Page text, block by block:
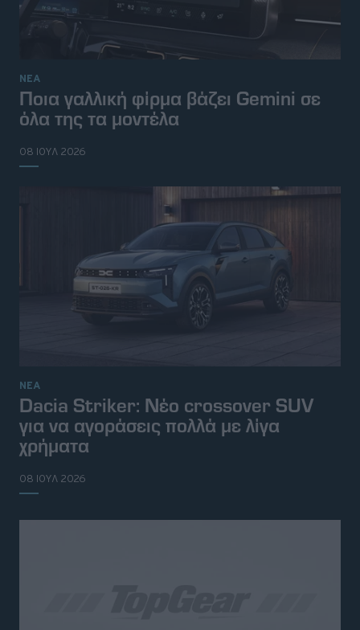
ΝΕΑ
Ποια γαλλική φίρμα βάζει Gemini σε
όλα της τα μοντέλα
08 ΙΟΥΛ 2026
ΝΕΑ
Dacia Striker: Νέο crossover SUV
για να αγοράσεις πολλά με λίγα
χρήματα
08 ΙΟΥΛ 2026